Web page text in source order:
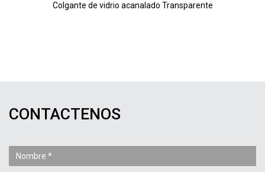
Colgante de vidrio acanalado Transparente
CONTACTENOS